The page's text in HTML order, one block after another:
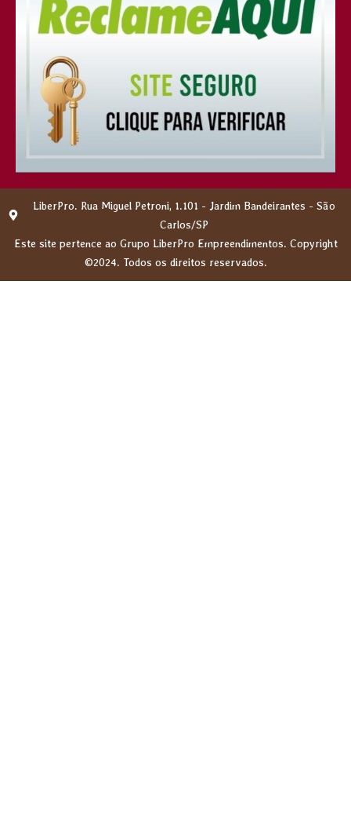
LiberPro. Rua Miguel Petroni, 1.101 - Jardim Bandeirantes - São
Carlos/SP
Este site pertence ao Grupo LiberPro Empreendimentos. Copyright
©2024. Todos os direitos reservados.